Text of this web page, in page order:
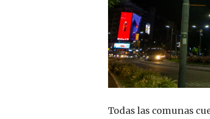
Todas las comunas